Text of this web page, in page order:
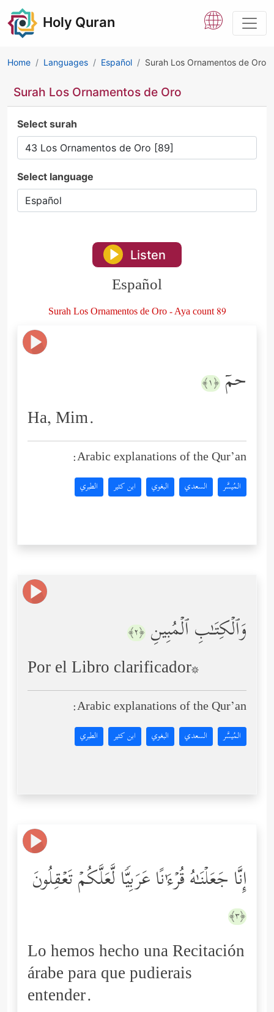
Holy Quran
Home Languages Español Surah Los Ornamentos de Oro
Surah Los Ornamentos de Oro
Select surah
Select language
Listen
Español
Surah Los Ornamentos de Oro - Aya count 89
حمۤ ﴿١﴾
Ha, Mim.
Arabic explanations of the Qur’an:
المُيسَّر السعدي البغوي ابن كثير الطبري
وَٱلۡكِتَـٰبِ ٱلۡمُبِینِ ﴿٢﴾
Por el Libro clarificador*
Arabic explanations of the Qur’an:
المُيسَّر السعدي البغوي ابن كثير الطبري
إِنَّا جَعَلۡنَـٰهُ قُرۡءَ ٰ⁠ نًا عَرَبِیࣰّا لَّعَلَّكُمۡ تَعۡقِلُونَ
﴿٣﴾
Lo hemos hecho una Recitación
árabe para que pudierais
entender.